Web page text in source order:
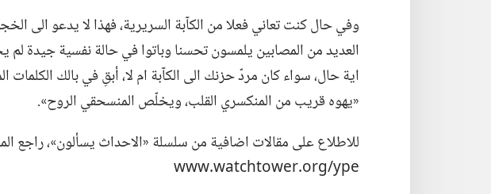
وفي حال كنت تعاني فعلا من الكآبة السريرية،‏ فهذا لا يدعو الى
العديد من المصابين يلمسون تحسنا وباتوا في حالة نفسية جيدة
اية حال،‏ سواء كان مردّ حزنك الى الكآبة ام لا،‏ أبقِ في بالك الكلمات
«يهوه قريب من المنكسري القلب،‏ ويخلّص المنسحقي الروح».‏
للاطلاع على مقالات اضافية من سلسلة «الاحداث يسألون»،‏ راجع
ype/‏org.‏watchtower.‏www